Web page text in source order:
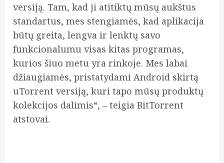
versiją. Tam, kad ji atitiktų mūsų aukštus
standartus, mes stengiamės, kad aplikacija
būtų greita, lengva ir lenktų savo
funkcionalumu visas kitas programas,
kurios šiuo metu yra rinkoje. Mes labai
džiaugiamės, pristatydami Android skirtą
uTorrent versiją, kuri tapo mūsų produktų
kolekcijos dalimis“, – teigia BitTorrent
atstovai.